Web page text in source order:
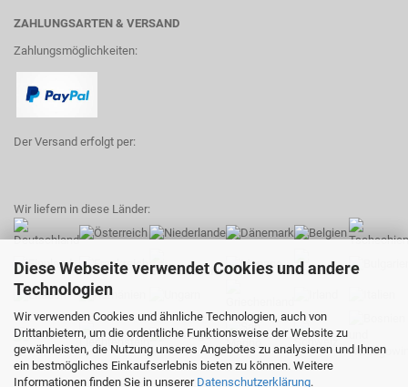
Diese Webseite verwendet Cookies und andere
Technologien
Wir verwenden Cookies und ähnliche Technologien, auch von
Drittanbietern, um die ordentliche Funktionsweise der Website zu
gewährleisten, die Nutzung unseres Angebotes zu analysieren und Ihnen
ein bestmögliches Einkaufserlebnis bieten zu können. Weitere
Informationen finden Sie in unserer Datenschutzerklärung.
ZAHLUNGSARTEN & VERSAND
Zahlungsmöglichkeiten:
Der Versand erfolgt per:
Wir liefern in diese Länder: